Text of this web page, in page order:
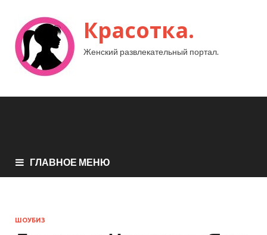
Красотка.
Женский развлекательный портал.
ГЛАВНОЕ МЕНЮ
ШОУБИЗ